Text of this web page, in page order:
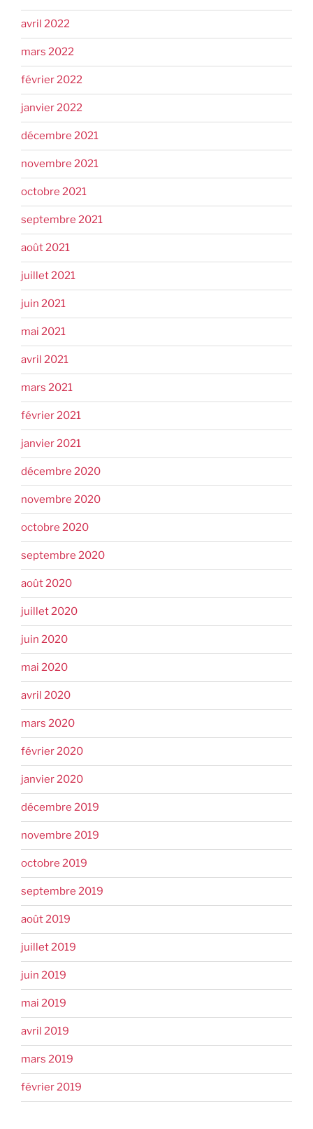
avril 2022
mars 2022
février 2022
janvier 2022
décembre 2021
novembre 2021
octobre 2021
septembre 2021
août 2021
juillet 2021
juin 2021
mai 2021
avril 2021
mars 2021
février 2021
janvier 2021
décembre 2020
novembre 2020
octobre 2020
septembre 2020
août 2020
juillet 2020
juin 2020
mai 2020
avril 2020
mars 2020
février 2020
janvier 2020
décembre 2019
novembre 2019
octobre 2019
septembre 2019
août 2019
juillet 2019
juin 2019
mai 2019
avril 2019
mars 2019
février 2019